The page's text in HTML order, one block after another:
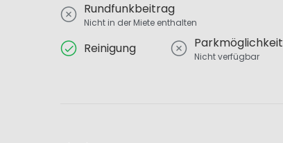
Rundfunkbeitrag
Nicht in der Miete enthalten
Reinigung Parkmöglichkeit
Nicht verfügbar